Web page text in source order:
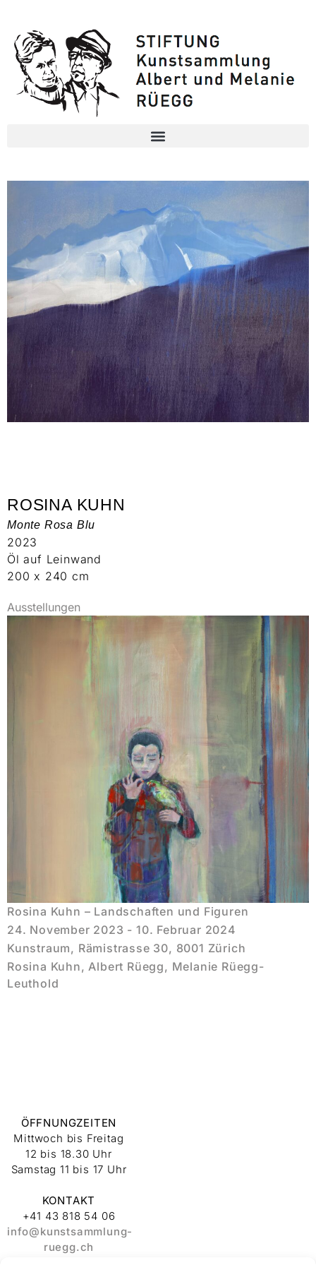
ROSINA KUHN
Monte Rosa Blu
2023
Öl auf Leinwand
200 x 240 cm
Ausstellungen
Rosina Kuhn – Landschaften und Figuren
24. November 2023 - 10. Februar 2024
Kunstraum, Rämistrasse 30, 8001 Zürich
Rosina Kuhn, Albert Rüegg, Melanie Rüegg-
Leuthold
ÖFFNUNGZEITEN
Mittwoch bis Freitag
12 bis 18.30 Uhr
Samstag 11 bis 17 Uhr
KONTAKT
+41 43 818 54 06
info@kunstsammlung-
ruegg.ch